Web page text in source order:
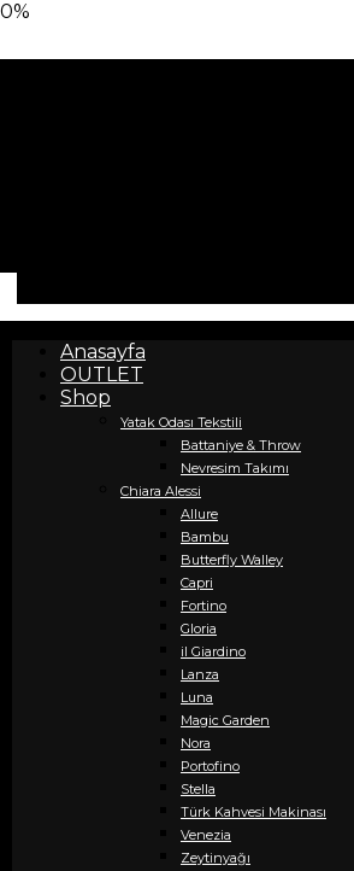
0%
Anasayfa
OUTLET
Shop
Yatak Odası Tekstili
Battaniye & Throw
Nevresim Takımı
Chiara Alessi
Allure
Bambu
Butterfly Walley
Capri
Fortino
Gloria
il Giardino
Lanza
Luna
Magic Garden
Nora
Portofino
Stella
Türk Kahvesi Makinası
Venezia
Zeytinyağı